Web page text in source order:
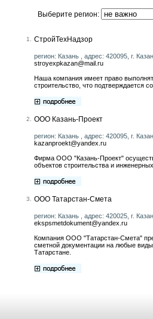
Выберите регион:
1. СтройТехНадзор
регион: Казань , адрес: 420095, г.
stroyexpkazan@mail.ru
Наша компания имеет право
строительство, что подтверждается
2. ООО Казань-Проект
регион: Казань , адрес: 420095, г.
kazanproekt@yandex.ru
Фирма ООО "Казань-Проект"
объектов строительства и
3. ООО Татарстан-Смета
регион: Казань , адрес: 420025, г.
ekspsmetdokument@yandex.ru
Компания ООО "Татарстан-Смета"
сметной документации на любые
Татарстане.